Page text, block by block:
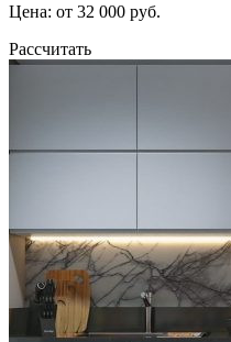
Цена: от 32 000 руб.
Рассчитать